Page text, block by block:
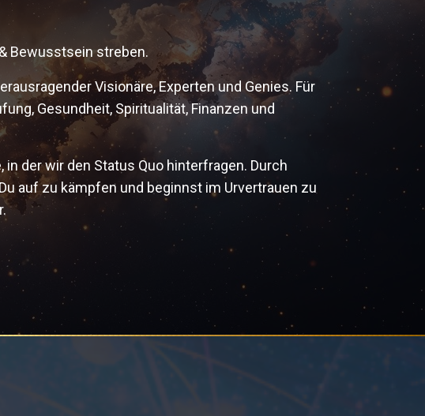
Bewusstsein streben.
Visionäre, Experten und Genies. Für
Gesundheit, Spiritualität, Finanzen und
der wir den Status Quo hinterfragen. Durch
auf zu kämpfen und beginnst im Urvertrauen zu